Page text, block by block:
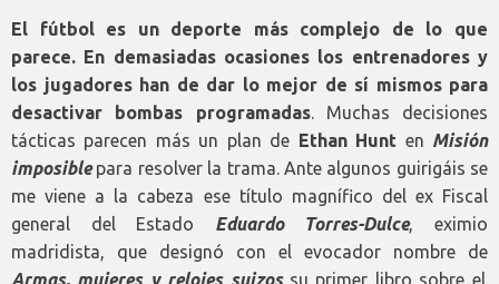
El fútbol es un deporte más complejo de lo que
parece. En demasiadas ocasiones los entrenadores y
los jugadores han de dar lo mejor de sí mismos para
desactivar bombas programadas. Muchas decisiones
tácticas parecen más un plan de Ethan Hunt en Misión
imposiblepara resolver la trama. Ante algunos guirigáis se
me viene a la cabeza ese título magnífico del ex Fiscal
general del Estado Eduardo Torres-Dulce, eximio
madridista, que designó con el evocador nombre de
Armas, mujeres y relojes suizos su primer libro sobre el